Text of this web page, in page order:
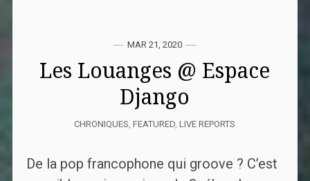
MAR 21, 2020
Les Louanges @ Espace
Django
CHRONIQUES ,FEATURED ,LIVE REPORTS
De la pop francophone qui groove ? C’est